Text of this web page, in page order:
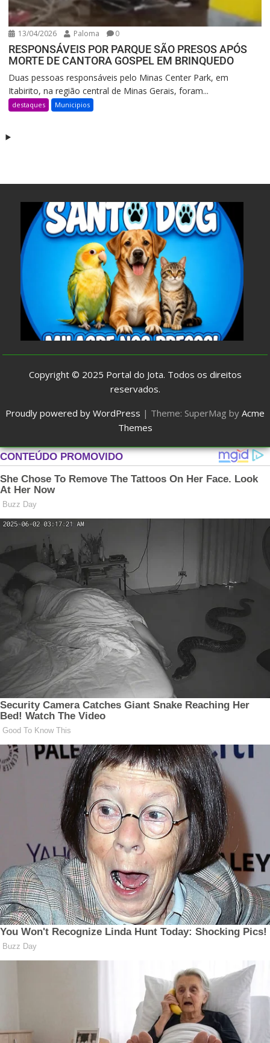
13/04/2026 Paloma 0
RESPONSÁVEIS POR PARQUE SÃO PRESOS APÓS
MORTE DE CANTORA GOSPEL EM BRINQUEDO
Duas pessoas responsáveis pelo Minas Center Park, em
Itabirito, na região central de Minas Gerais, foram...
destaques Municipios
Copyright © 2025 Portal do Jota. Todos os direitos
reservados.
Proudly powered by WordPress | Theme: SuperMag by Acme
Themes